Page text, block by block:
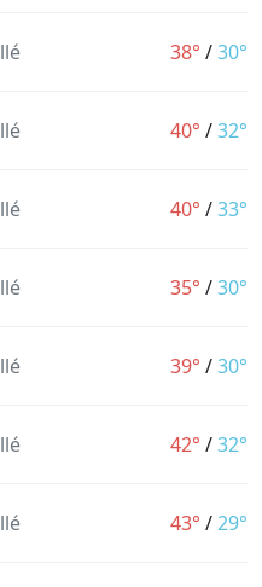
38° /30°
40° /32°
40° /33°
35° /30°
39° /30°
42° /32°
43° /29°